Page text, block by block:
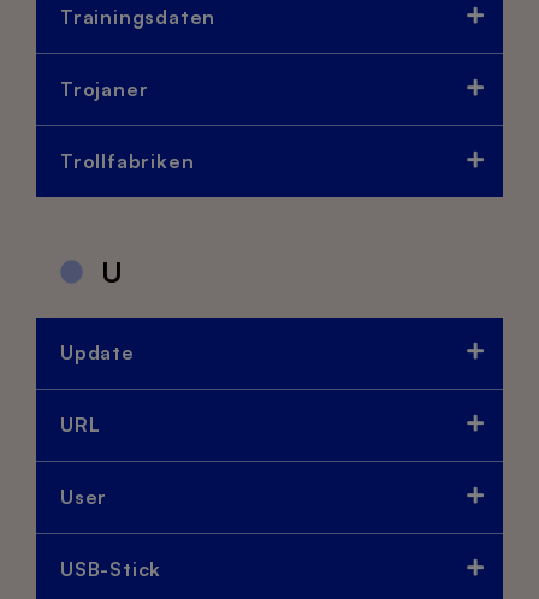
Trainingsdaten
Trojaner
Trollfabriken
U
Update
URL
User
USB-Stick